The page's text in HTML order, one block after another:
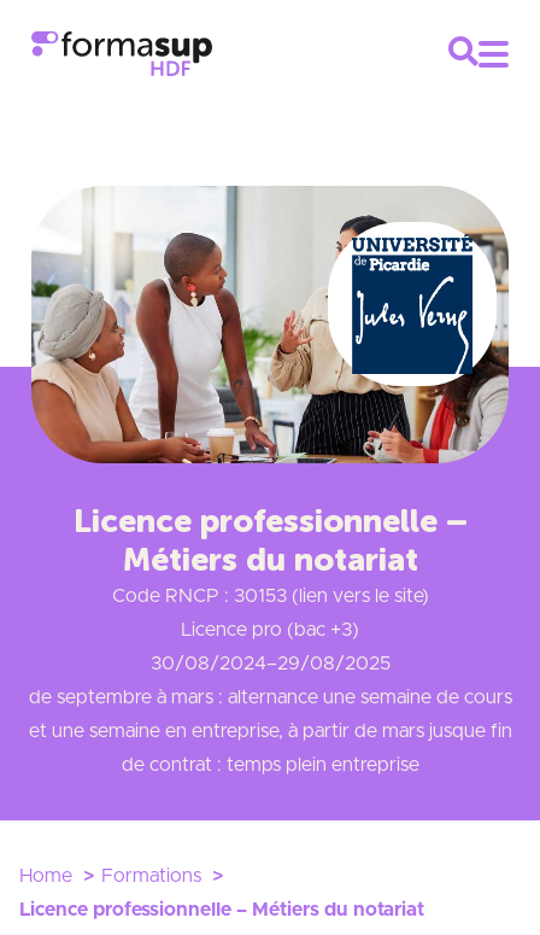
Licence professionnelle –
Métiers du notariat
Code RNCP : 30153 (lien vers le site)
Licence pro (bac +3)
30/08/2024–29/08/2025
de septembre à mars : alternance une semaine de cours
et une semaine en entreprise, à partir de mars jusque fin
de contrat : temps plein entreprise
Home
Formations
Licence professionnelle – Métiers du notariat